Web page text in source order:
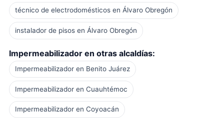
técnico de electrodomésticos en Álvaro Obregón
instalador de pisos en Álvaro Obregón
Impermeabilizador en otras alcaldías:
Impermeabilizador en Benito Juárez
Impermeabilizador en Cuauhtémoc
Impermeabilizador en Coyoacán